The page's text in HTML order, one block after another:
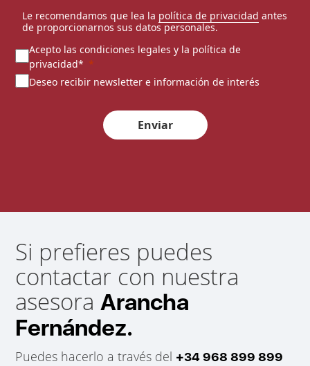
Le recomendamos que lea la política de privacidad antes
de proporcionarnos sus datos personales.
Acepto las condiciones legales y la política de
privacidad*
Deseo recibir newsletter e información de interés
Enviar
Si prefieres puedes
contactar con nuestra
asesoraArancha
Fernández.
Puedes hacerlo a través del +34 968 899 899